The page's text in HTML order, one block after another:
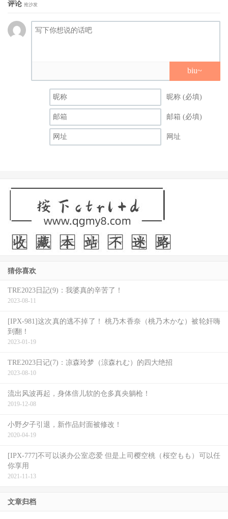
评论 抢沙发
biu~
昵称 (必填)
邮箱 (必填)
网址
猜你喜欢
TRE2023日記(9)：我婆真的辛苦了！
2023-08-11
[IPX-981]这次真的逃不掉了！ 桃乃木香奈（桃乃木かな）被轮奸嗨
到翻！
2023-01-19
TRE2023日记(7)：凉森玲梦（涼森れむ）的四大绝招
2023-08-10
流出风波再起，身体倍儿软的仓多真央躺枪！
2019-12-08
小野夕子引退，新作品封面被修改！
2020-04-19
[IPX-777]不可以谈办公室恋爱 但是上司樱空桃（桜空もも）可以任
你享用
2021-11-13
文章归档